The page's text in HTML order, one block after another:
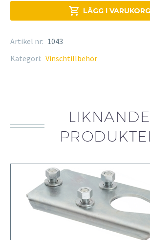
 LÄGG I VARUKORG
Artikel nr: 1043
Kategori: Vinschtillbehör
LIKNANDE